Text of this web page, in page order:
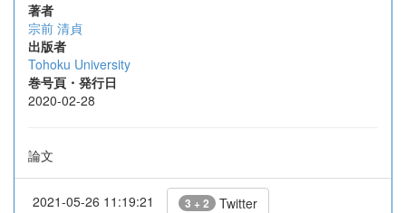
著者
宗前 清貞
出版者
Tohoku University
巻号頁・発行日
2020-02-28
論文
2021-05-26 11:19:21 3 + 2 Twitter